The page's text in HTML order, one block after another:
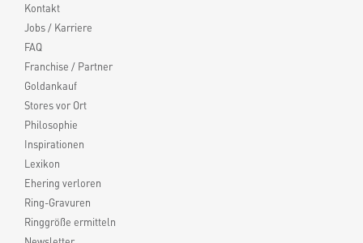
Kontakt
Jobs / Karriere
FAQ
Franchise / Partner
Goldankauf
Stores vor Ort
Philosophie
Inspirationen
Lexikon
Ehering verloren
Ring-Gravuren
Ringgröße ermitteln